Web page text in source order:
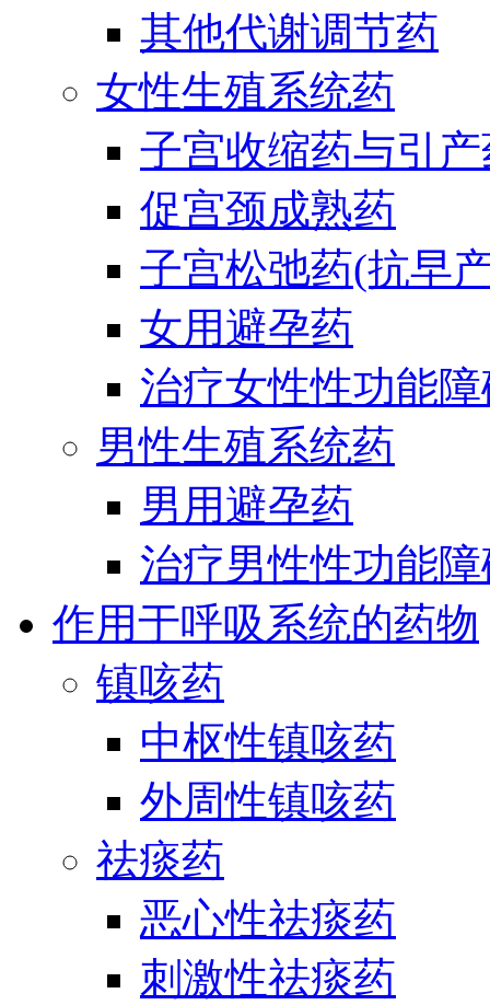
其他代谢调节药
女性生殖系统药
子宫收缩药与引
促宫颈成熟药
子宫松弛药(抗早
女用避孕药
治疗女性性功能
男性生殖系统药
男用避孕药
治疗男性性功能
作用于呼吸系统的药物
镇咳药
中枢性镇咳药
外周性镇咳药
祛痰药
恶心性祛痰药
刺激性祛痰药